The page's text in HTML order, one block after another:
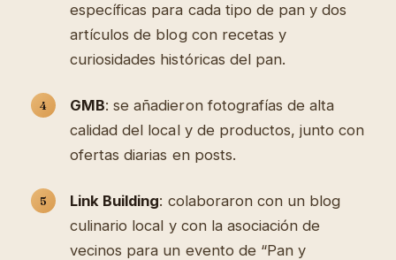
específicas para cada tipo de pan y dos
artículos de blog con recetas y
curiosidades históricas del pan.
GMB: se añadieron fotografías de alta
calidad del local y de productos, junto con
ofertas diarias en posts.
Link Building: colaboraron con un blog
culinario local y con la asociación de
vecinos para un evento de “Pan y